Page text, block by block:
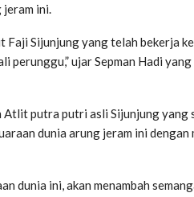
jeram ini.
Faji Sijunjung yang telah bekerja
perunggu,” ujar Sepman Hadi
Atlit putra putri asli Sijunjung yang
dunia arung jeram ini
dunia ini, akan menambah